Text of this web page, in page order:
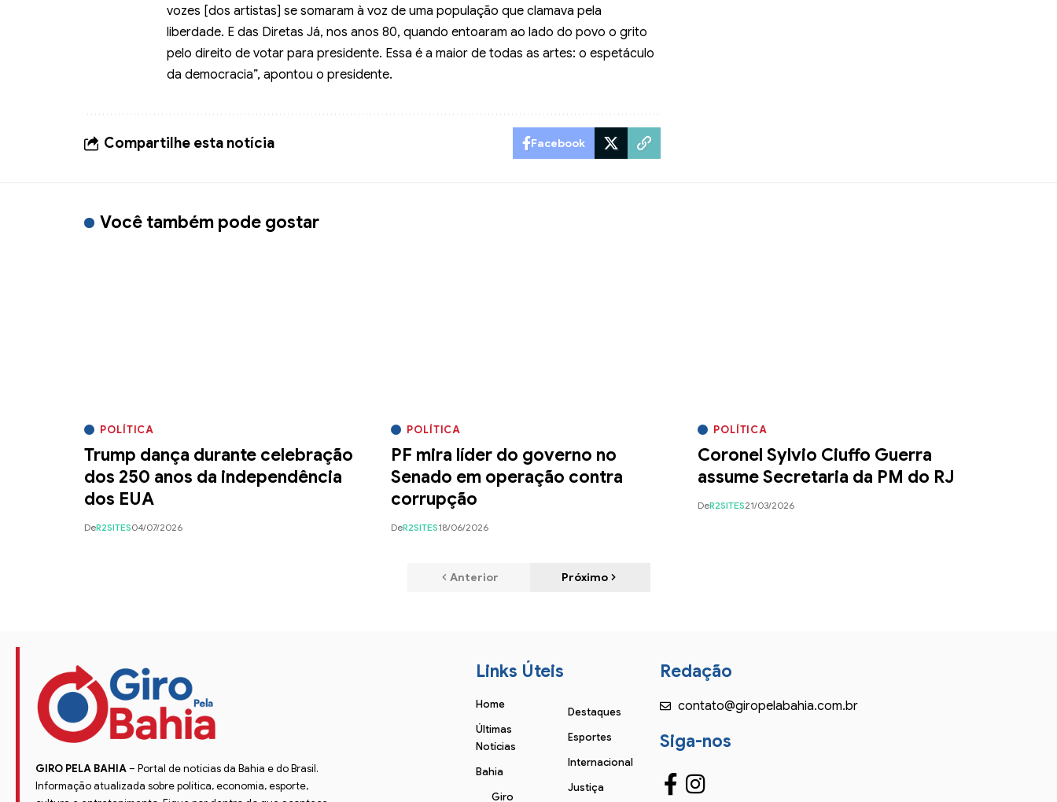
vozes [dos artistas] se somaram à voz de uma população que clamava pela
liberdade. E das Diretas Já, nos anos 80, quando entoaram ao lado do povo o grito
pelo direito de votar para presidente. Essa é a maior de todas as artes: o espetáculo
da democracia”, apontou o presidente.
Compartilhe esta notícia Facebook
Você também pode gostar
POLÍTICA
Trump dança durante celebração
dos 250 anos da independência
dos EUA
DeR2SITES04/07/2026
POLÍTICA
PF mira líder do governo no
Senado em operação contra
corrupção
DeR2SITES18/06/2026
POLÍTICA
Coronel Sylvio Ciuffo Guerra
assume Secretaria da PM do RJ
DeR2SITES21/03/2026
Anterior Próximo
GIRO PELA BAHIA– Portal de notícias da Bahia e do Brasil.
Informação atualizada sobre política, economia, esporte,
Links Úteis
Home
Últimas
Notícias
Bahia
Giro
Destaques
Esportes
Internacional
Justiça
Redação
contato@giropelabahia.com.br
Siga-nos